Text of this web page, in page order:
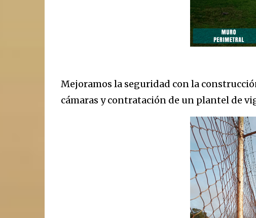
Mejoramos la seguridad con la
cámaras y contratación de un plantel de